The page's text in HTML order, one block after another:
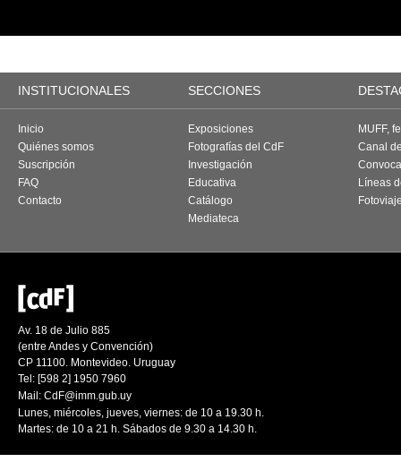
INSTITUCIONALES SECCIONES
Inicio
Quiénes somos
Suscripción
FAQ
Contacto
Exposiciones
Fotografías del CdF
Investigación
Educativa
Catálogo
Mediateca
MUFF,
Canal
Líneas
Av. 18 de Julio 885
(entre Andes y Convención)
CP 11100. Montevideo. Uruguay
Tel: [598 2] 1950 7960
Mail: CdF@imm.gub.uy
Lunes, miércoles, jueves, viernes: de 10 a 19.30 h.
Martes: de 10 a 21 h. Sábados de 9.30 a 14.30 h.